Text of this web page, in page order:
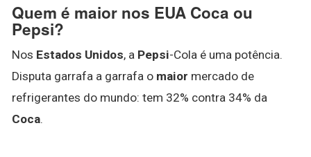
Quem é maior nos EUA Coca ou
Pepsi?
Nos Estados Unidos, a Pepsi-Cola é uma potência.
Disputa garrafa a garrafa o maior mercado de
refrigerantes do mundo: tem 32% contra 34% da
Coca.